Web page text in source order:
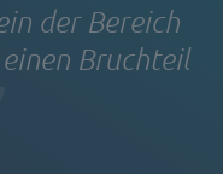
der Bereich
Bruchteil